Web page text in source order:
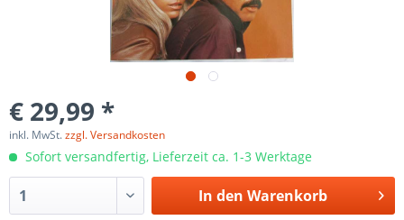
€ 29,99 *
inkl. MwSt.zzgl. Versandkosten
Sofort versandfertig, Lieferzeit ca. 1-3 Werktage
In den Warenkorb